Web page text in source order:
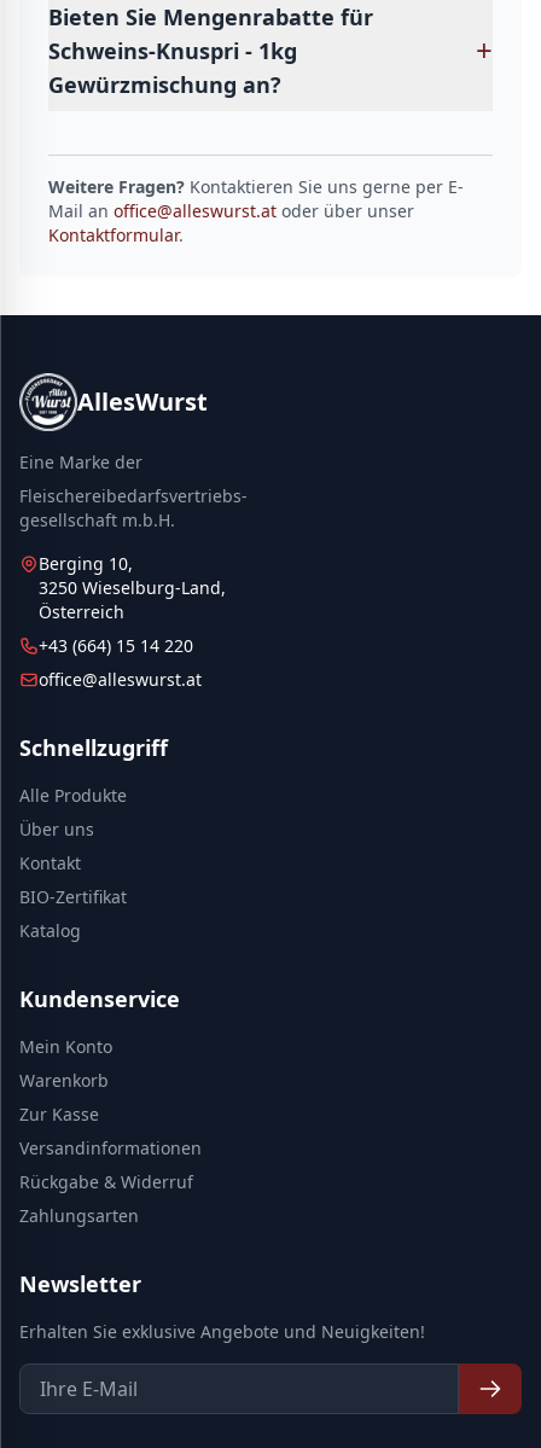
Bieten Sie Mengenrabatte für
Schweins-Knuspri - 1kg
Gewürzmischung an?
+
Weitere Fragen? Kontaktieren Sie uns gerne per E-
Mail an office@alleswurst.at oder über unser
Kontaktformular.
AllesWurst
Eine Marke der
Fleischereibedarfsvertriebs-
gesellschaft m.b.H.
Berging 10,
3250 Wieselburg-Land,
Österreich
+43 (664) 15 14 220
office@alleswurst.at
Schnellzugriff
Alle Produkte
Über uns
Kontakt
BIO-Zertifikat
Katalog
Kundenservice
Mein Konto
Warenkorb
Zur Kasse
Versandinformationen
Rückgabe & Widerruf
Zahlungsarten
Newsletter
Erhalten Sie exklusive Angebote und Neuigkeiten!